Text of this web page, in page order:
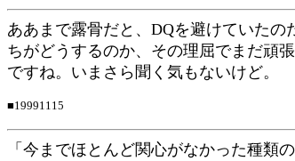
ああまで露骨だと、DQを避けていた
ちがどうするのか、その理屈でまだ頑
ですね。いまさら聞く気もないけど。
■19991115
「今までほとんど関心がなかった種類